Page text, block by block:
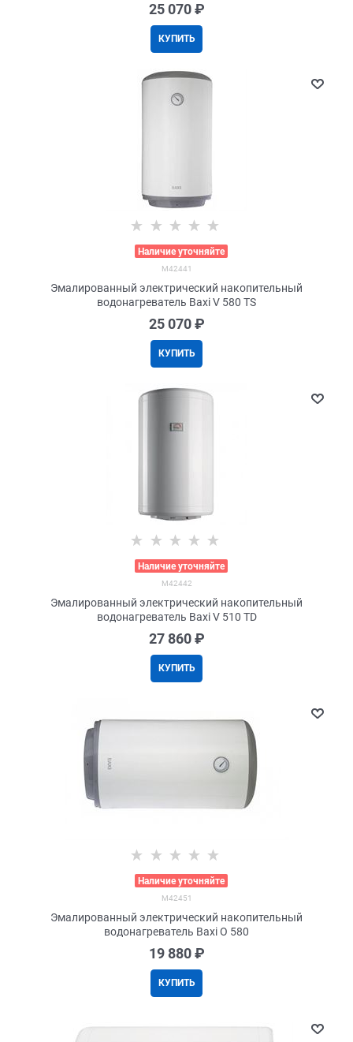
25 070 ₽
КУПИТЬ
Наличие уточняйте
M42441
Эмалированный электрический накопительный
водонагреватель Baxi V 580 TS
25 070 ₽
КУПИТЬ
Наличие уточняйте
M42442
Эмалированный электрический накопительный
водонагреватель Baxi V 510 TD
27 860 ₽
КУПИТЬ
Наличие уточняйте
M42451
Эмалированный электрический накопительный
водонагреватель Baxi O 580
19 880 ₽
КУПИТЬ